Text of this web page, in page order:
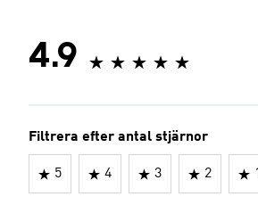
4.9
Filtrera efter antal stjärnor
5 4 3 2 1